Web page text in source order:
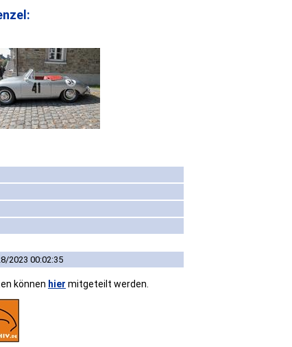
2023 00:02:35
können hier mitgeteilt werden.